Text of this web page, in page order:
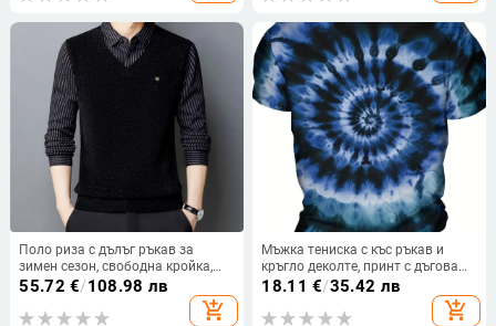
Поло риза с дълъг ръкав за
зимен сезон, свободна кройка,
цветен блок с патчворк, памучен
трикотаж (полиестер 64,7% /
найлон 35,3%)
55.72 €/108.98 лв
add_shopping_cart
Мъжка тениска с къс ръкав и
кръгло деколте, принт с дъгова
вихър 3D дигитален печат,
полиестер, свободна кройка,
лято, влагоотвеждаща
18.11 €/35.42 лв
add_shopping_cart